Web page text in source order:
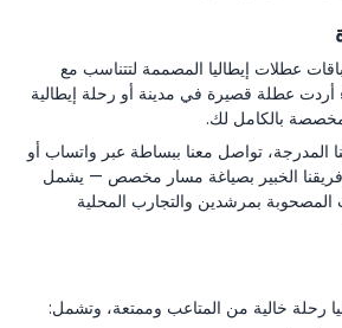
عطلات إيطاليا المصممة لتتناسب مع
أردت عطلة قصيرة في مدينة أو رحلة إيطالية
مخصصة بالكامل لك.
المدرجة، تواصل معنا ببساطة عبر واتساب أو
فريقنا الخبير بصياغة مسار مخصص — يشمل
المصحوبة بمرشدين والتجارب المحلية
رحلة خالية من المتاعب وممتعة، وتشمل: